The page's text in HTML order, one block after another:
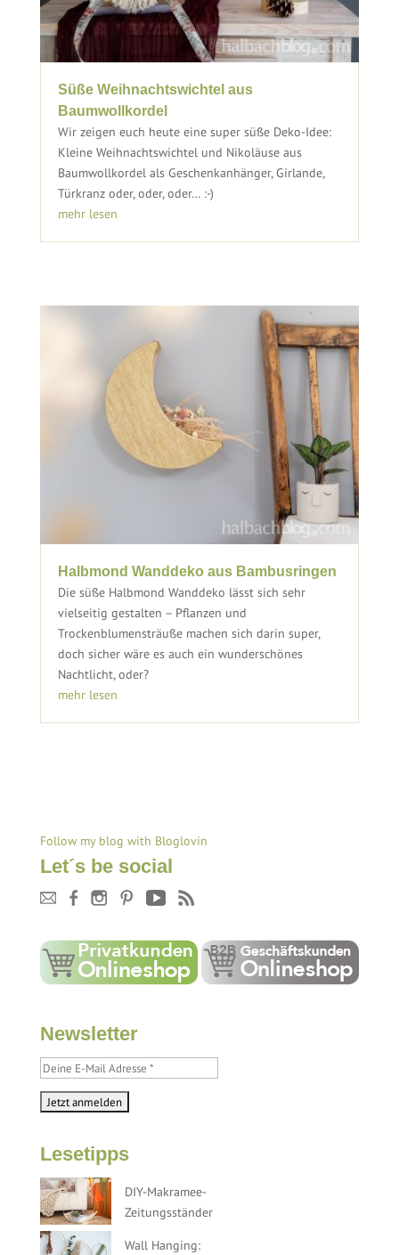
Süße Weihnachtswichtel aus
Baumwollkordel
Wir zeigen euch heute eine super süße Deko-Idee:
Kleine Weihnachtswichtel und Nikoläuse aus
Baumwollkordel als Geschenkanhänger, Girlande,
Türkranz oder, oder, oder… :-)
mehr lesen
Halbmond Wanddeko aus Bambusringen
Die süße Halbmond Wanddeko lässt sich sehr
vielseitig gestalten – Pflanzen und
Trockenblumensträuße machen sich darin super,
doch sicher wäre es auch ein wunderschönes
Nachtlicht, oder?
mehr lesen
Follow my blog with Bloglovin
Let´s be social
Newsletter
Lesetipps
DIY-Makramee-
Zeitungsständer
Wall Hanging: